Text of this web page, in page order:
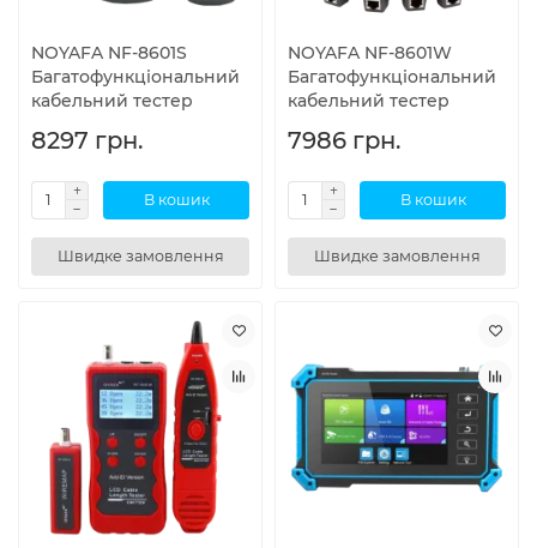
NOYAFA NF-8601S
Багатофункціональний
кабельний тестер
8297 грн.
В кошик
Швидке замовлення
NOYAFA NF-8601W
Багатофункціональний
кабельний тестер
7986 грн.
В кошик
Швидке замовлення